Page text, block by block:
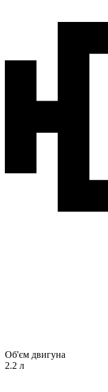
Об'єм двигуна
2.2 л